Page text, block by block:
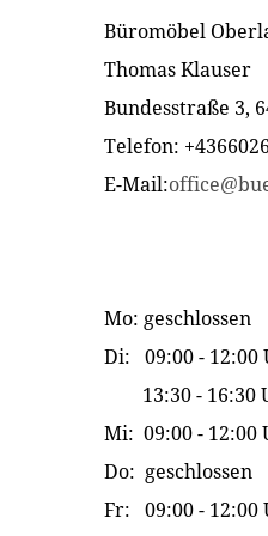
Büromöbel
Thomas Klauser
Bundesstraße 3,
Telefon:
E-Mail:
Mo: geschlossen
Di: 09:00 - 12:00
13:30 - 16:30
Mi: 09:00 - 12:00
Do: geschlossen
Fr: 09:00 - 12:00